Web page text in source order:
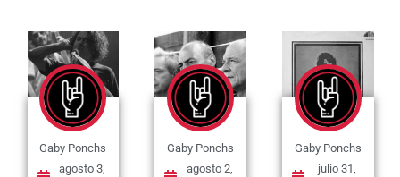
Gaby Ponchs
agosto 3,
Gaby Ponchs
agosto 2,
Gaby Ponchs
julio 31,